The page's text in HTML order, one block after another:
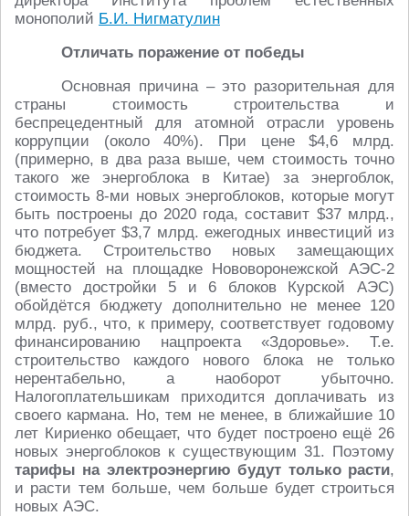
монополий Б.И. Нигматулин
Отличать поражение от победы
Основная причина – это разорительная для
страны стоимость строительства и
беспрецедентный для атомной отрасли уровень
коррупции (около 40%). При цене $4,6 млрд.
(примерно, в два раза выше, чем стоимость точно
такого же энергоблока в Китае) за энергоблок,
стоимость 8-ми новых энергоблоков, которые могут
быть построены до 2020 года, составит $37 млрд.,
что потребует $3,7 млрд. ежегодных инвестиций из
бюджета. Строительство новых замещающих
мощностей на площадке Нововоронежской АЭС-2
(вместо достройки 5 и 6 блоков Курской АЭС)
обойдётся бюджету дополнительно не менее 120
млрд. руб., что, к примеру, соответствует годовому
финансированию нацпроекта «Здоровье». Т.е.
строительство каждого нового блока не только
нерентабельно, а наоборот убыточно.
Налогоплательшикам приходится доплачивать из
своего кармана. Но, тем не менее, в ближайшие 10
лет Кириенко обещает, что будет построено ещё 26
новых энергоблоков к существующим 31. Поэтому
тарифы на электроэнергию будут только расти,
и расти тем больше, чем больше будет строиться
новых АЭС.